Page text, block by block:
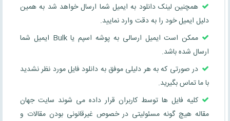
همچنین لینک دانلود به ایمیل شما ارسال خواهد شد به همین
دلیل ایمیل خود را به دقت وارد نمایید.
ممکن است ایمیل ارسالی به پوشه اسپم یا Bulk ایمیل شما
ارسال شده باشد.
در صورتی که به هر دلیلی موفق به دانلود فایل مورد نظر نشدید
با ما تماس بگیرید.
کلیه فایل ها توسط کاربران قرار داده می شوند سایت جهان
مقاله هیچ گونه مسئولیتی در خصوص غیرقانونی بودن مقالات و